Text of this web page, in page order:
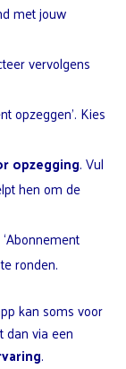
met jouw
vervolgens
opzeggen’. Kies
opzegging. Vul
hen om de
ronden.
kan soms voor
dan via een
.